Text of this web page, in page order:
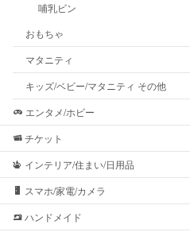
哺乳ビン
おもちゃ
マタニティ
キッズ/ベビー/マタニティ その他
エンタメ/ホビー
チケット
インテリア/住まい/日用品
スマホ/家電/カメラ
ハンドメイド